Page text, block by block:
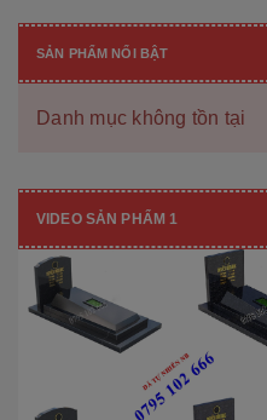
SẢN PHẨM NỔI BẬT
Danh mục không tồn tại
VIDEO SẢN PHẨM 1